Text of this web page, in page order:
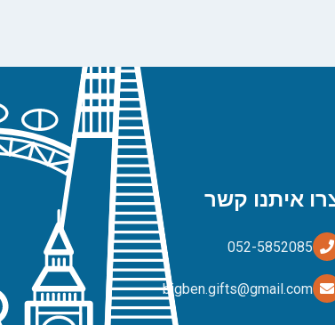
איתנו קשר
bigben.gifts@gmail.com